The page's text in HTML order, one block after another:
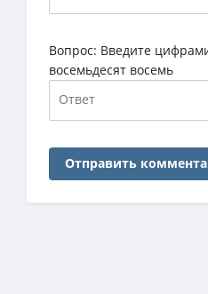
Вопрос: Введите
восемьдесят восемь
Отправить